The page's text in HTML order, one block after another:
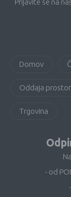
Domov
Oddaja
Trgovina
- od